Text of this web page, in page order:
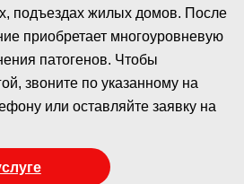
подъездах жилых домов. После
приобретает многоуровневую
патогенов. Чтобы
звоните по указанному на
или оставляйте заявку на